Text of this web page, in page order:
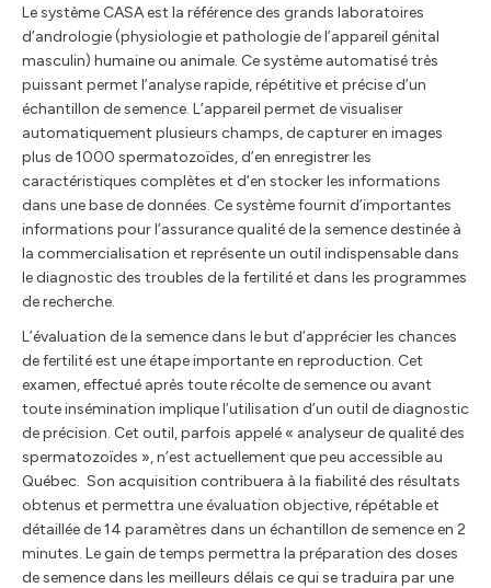
Le système CASA est la référence des grands laboratoires
d’andrologie (physiologie et pathologie de l’appareil génital
masculin) humaine ou animale. Ce système automatisé très
puissant permet l’analyse rapide, répétitive et précise d’un
échantillon de semence. L’appareil permet de visualiser
automatiquement plusieurs champs, de capturer en images
plus de 1000 spermatozoïdes, d’en enregistrer les
caractéristiques complètes et d’en stocker les informations
dans une base de données. Ce système fournit d’importantes
informations pour l’assurance qualité de la semence destinée à
la commercialisation et représente un outil indispensable dans
le diagnostic des troubles de la fertilité et dans les programmes
de recherche.
L’évaluation de la semence dans le but d’apprécier les chances
de fertilité est une étape importante en reproduction. Cet
examen, effectué après toute récolte de semence ou avant
toute insémination implique l’utilisation d’un outil de diagnostic
de précision. Cet outil, parfois appelé « analyseur de qualité des
spermatozoïdes », n’est actuellement que peu accessible au
Québec. Son acquisition contribuera à la fiabilité des résultats
obtenus et permettra une évaluation objective, répétable et
détaillée de 14 paramètres dans un échantillon de semence en 2
minutes. Le gain de temps permettra la préparation des doses
de semence dans les meilleurs délais ce qui se traduira par une